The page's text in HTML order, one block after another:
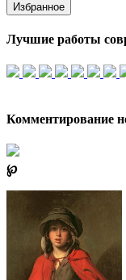
Избранное
Лучшие работы
Комментирование
℘